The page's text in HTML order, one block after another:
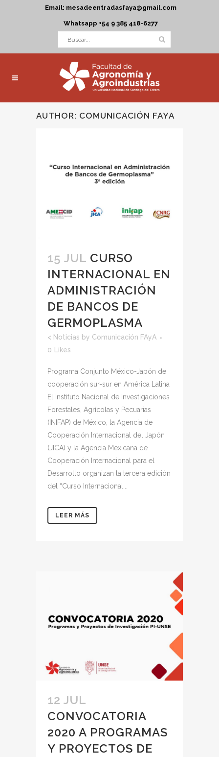
Email: mesadeentradasfaya@gmail.com
Whatsapp +54 9 385 418-6277
AUTHOR: COMUNICACIÓN FAYA
15 JUL CURSO
INTERNACIONAL EN
ADMINISTRACIÓN
DE BANCOS DE
GERMOPLASMA
< Noticias by Comunicación FAyA
0
Likes
Programa Conjunto México-Japón de
cooperación sur-sur en América Latina
El Instituto Nacional de Investigaciones
Forestales, Agrícolas y Pecuarias
(INIFAP) de México, la Agencia de
Cooperación Internacional del Japón
(JICA) y la Agencia Mexicana de
Cooperación Internacional para el
Desarrollo organizan la tercera edición
del “Curso Internacional...
LEER MÁS
12 JUL
CONVOCATORIA
2020 A PROGRAMAS
Y PROYECTOS DE